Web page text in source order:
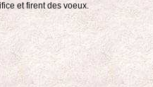
et firent des voeux.